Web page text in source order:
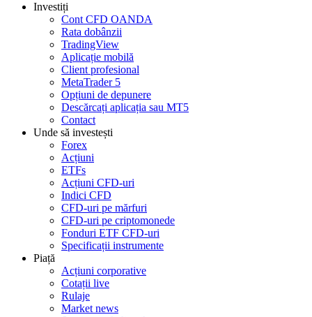
Investiți
Cont CFD OANDA
Rata dobânzii
TradingView
Aplicație mobilă
Client profesional
MetaTrader 5
Opțiuni de depunere
Descărcați aplicația sau MT5
Contact
Unde să investești
Forex
Acțiuni
ETFs
Acțiuni CFD-uri
Indici CFD
CFD-uri pe mărfuri
CFD-uri pe criptomonede
Fonduri ETF CFD-uri
Specificații instrumente
Piață
Acțiuni corporative
Cotații live
Rulaje
Market news